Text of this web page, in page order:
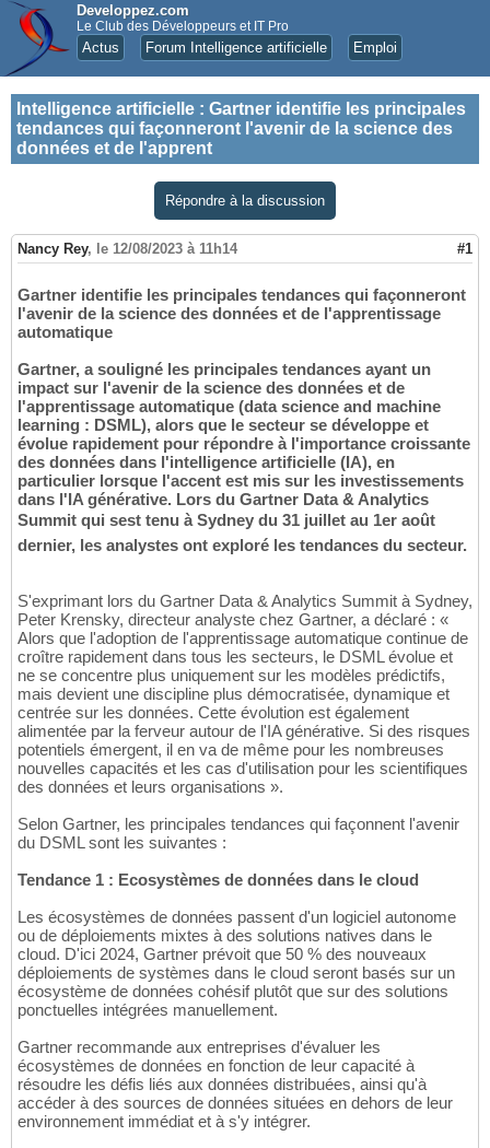
Developpez.com
Le Club des Développeurs et IT Pro
Actus Forum Intelligence artificielle Emploi
Intelligence artificielle : Gartner identifie les principales
tendances qui façonneront l'avenir de la science des
données et de l'apprent
Répondre à la discussion
Nancy Rey, le 12/08/2023 à 11h14 #1
Gartner identifie les principales tendances qui façonneront
l'avenir de la science des données et de l'apprentissage
automatique
Gartner, a souligné les principales tendances ayant un
impact sur l'avenir de la science des données et de
l'apprentissage automatique (data science and machine
learning : DSML), alors que le secteur se développe et
évolue rapidement pour répondre à l'importance croissante
des données dans l'intelligence artificielle (IA), en
particulier lorsque l'accent est mis sur les investissements
dans l'IA générative. Lors du Gartner Data & Analytics
Summit qui sest tenu à Sydney du 31 juillet au 1er août
dernier, les analystes ont exploré les tendances du secteur.
S'exprimant lors du Gartner Data & Analytics Summit à Sydney,
Peter Krensky, directeur analyste chez Gartner, a déclaré : «
Alors que l'adoption de l'apprentissage automatique continue de
croître rapidement dans tous les secteurs, le DSML évolue et
ne se concentre plus uniquement sur les modèles prédictifs,
mais devient une discipline plus démocratisée, dynamique et
centrée sur les données. Cette évolution est également
alimentée par la ferveur autour de l'IA générative. Si des risques
potentiels émergent, il en va de même pour les nombreuses
nouvelles capacités et les cas d'utilisation pour les scientifiques
des données et leurs organisations ».
Selon Gartner, les principales tendances qui façonnent l'avenir
du DSML sont les suivantes :
Tendance 1 : Ecosystèmes de données dans le cloud
Les écosystèmes de données passent d'un logiciel autonome
ou de déploiements mixtes à des solutions natives dans le
cloud. D'ici 2024, Gartner prévoit que 50 % des nouveaux
déploiements de systèmes dans le cloud seront basés sur un
écosystème de données cohésif plutôt que sur des solutions
ponctuelles intégrées manuellement.
Gartner recommande aux entreprises d'évaluer les
écosystèmes de données en fonction de leur capacité à
résoudre les défis liés aux données distribuées, ainsi qu'à
accéder à des sources de données situées en dehors de leur
environnement immédiat et à s'y intégrer.